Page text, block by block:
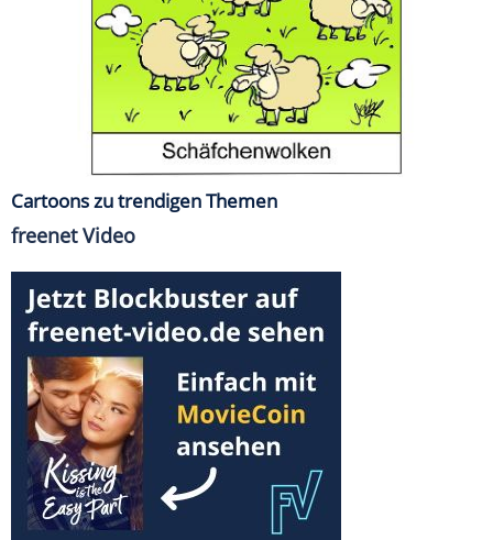
Cartoons zu trendigen Themen
freenet Video